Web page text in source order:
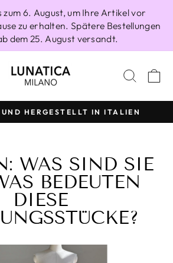
zum 6. August, um Ihre Artikel vor
zu erhalten. Spätere Bestellungen
dem 25. August versandt.
Pause
IN ITALIEN
WAS SIND SIE
BEDEUTEN
DIESE